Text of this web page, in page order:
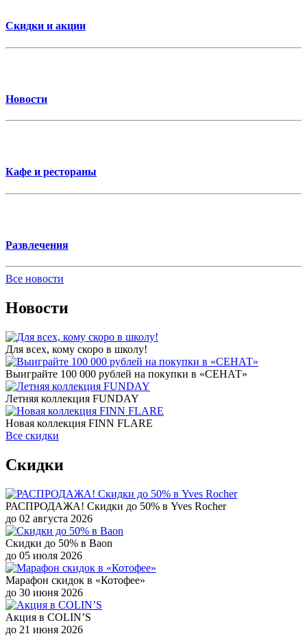
Скидки и акции
Новости
Кафе и рестораны
Развлечения
Все новости
Новости
Для всех, кому скоро в школу!
Выиграйте 100 000 рублей на покупки в «СЕНАТ»
Летняя коллекция FUNDAY
Новая коллекция FINN FLARE
Все скидки
Скидки
РАСПРОДАЖА! Скидки до 50% в Yves Rocher
до 02 августа 2026
Скидки до 50% в Baon
до 05 июля 2026
Марафон скидок в «Котофее»
до 30 июня 2026
Акция в COLIN’S
до 21 июня 2026